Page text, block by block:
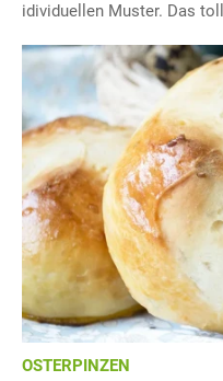
idividuellen Muster. Das
OSTERPINZEN